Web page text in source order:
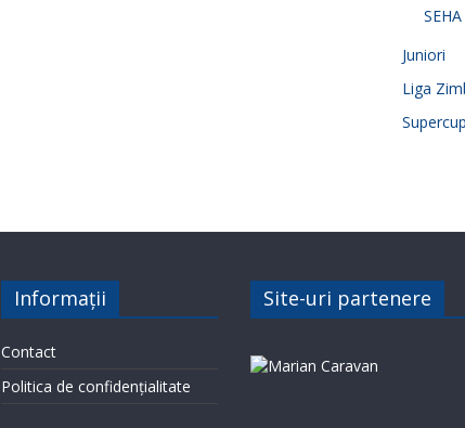
Juniori
Liga
Informații
Contact
Politica de confidențialitate
Site-uri partenere